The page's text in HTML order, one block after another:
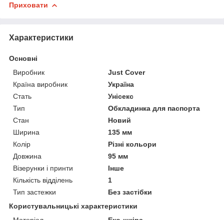
Приховати
Характеристики
Основні
Виробник
Just Cover
Країна виробник
Україна
Стать
Унісекс
Тип
Обкладинка для паспорта
Стан
Новий
Ширина
135 мм
Колір
Різні кольори
Довжина
95 мм
Візерунки і принти
Інше
Кількість відділень
1
Тип застежки
Без застібки
Користувальницькі характеристики